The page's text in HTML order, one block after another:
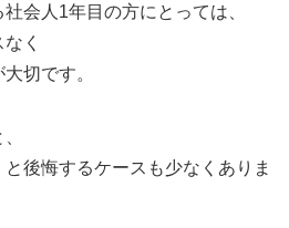
会人1年目の方にとっては、
く
切です。
後悔するケースも少なくありま